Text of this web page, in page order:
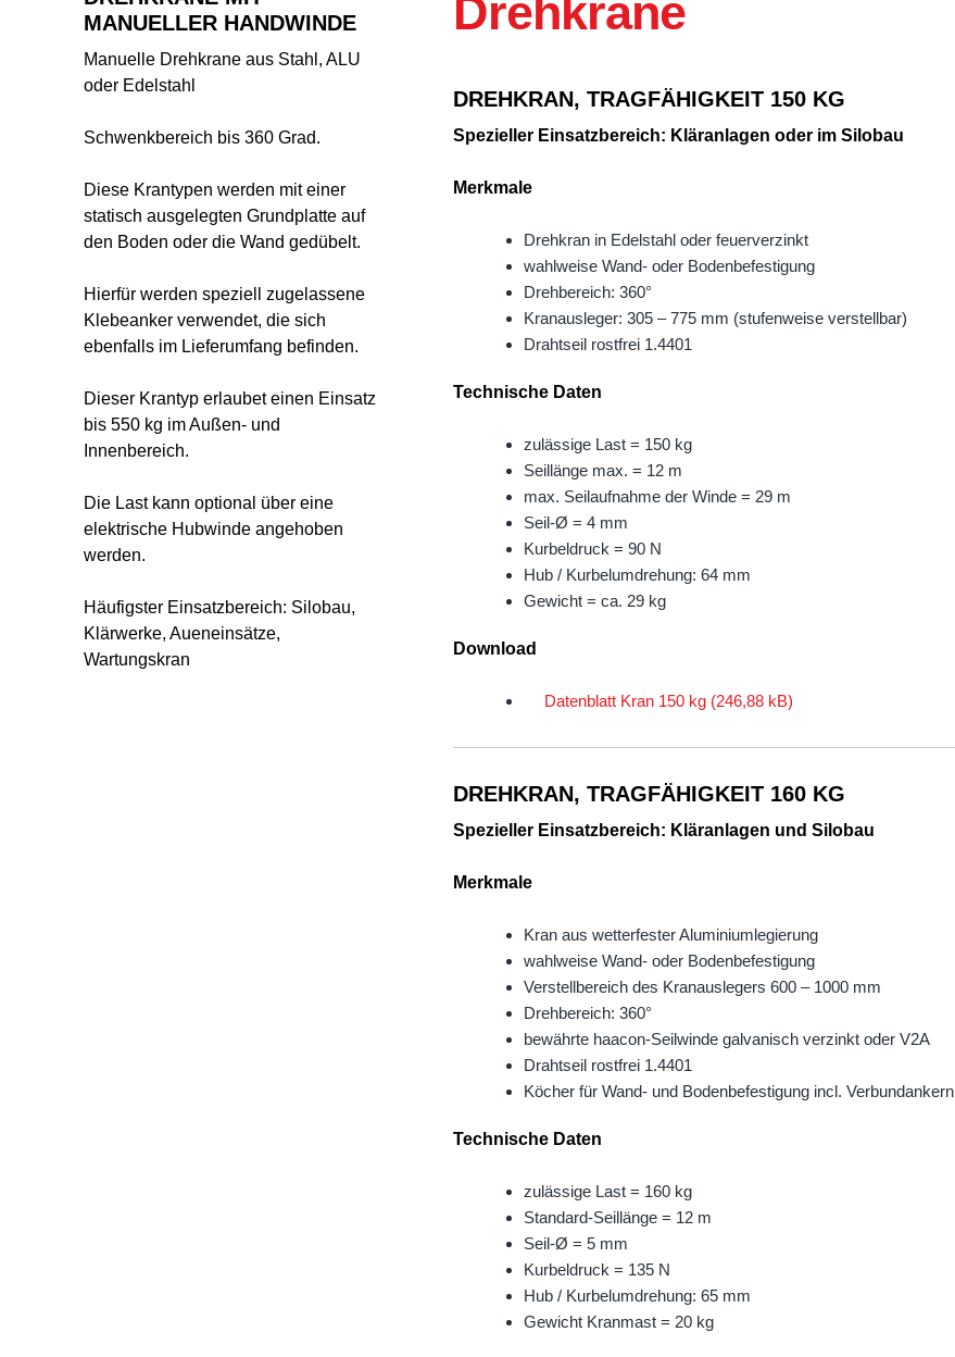
Teleskopkran
Wandschwenkkran
Knickausleger
Wanderkran
Sektionalgaragentore
Hofschiebetore
Schranken
Drehkrane
DREHKRAN, TRAGFÄHIGKEIT 150 KG
Spezieller Einsatzbereich: Kläranlagen oder im Silobau
Merkmale
Drehkran in Edelstahl oder feuerverzinkt
wahlweise Wand- oder Bodenbefestigung
Drehbereich: 360°
Kranausleger: 305 – 775 mm (stufenweise verstellbar)
Drahtseil rostfrei 1.4401
Technische Daten
zulässige Last = 150 kg
Seillänge max. = 12 m
max. Seilaufnahme der Winde = 29 m
Seil-Ø = 4 mm
Kurbeldruck = 90 N
Hub / Kurbelumdrehung: 64 mm
Gewicht = ca. 29 kg
Download
Datenblatt Kran 150 kg
DREHKRAN, TRAGFÄHIGKEIT 160 KG
Spezieller Einsatzbereich: Kläranlagen und Silobau
Merkmale
Kran aus wetterfester Aluminiumlegierung
wahlweise Wand- oder Bodenbefestigung
Verstellbereich des Kranauslegers 600 – 1000 mm
Drehbereich: 360°
bewährte haacon-Seilwinde galvanisch verzinkt oder V2A
Drahtseil rostfrei 1.4401
Köcher für Wand- und Bodenbefestigung incl. Verbundankern
Technische Daten
zulässige Last = 160 kg
Standard-Seillänge = 12 m
Seil-Ø = 5 mm
Kurbeldruck = 135 N
Hub / Kurbelumdrehung: 65 mm
Gewicht Kranmast = 20 kg
MANUELLER HANDWINDE
Manuelle Drehkrane aus Stahl, ALU
oder Edelstahl
Schwenkbereich bis 360 Grad.
Diese Krantypen werden mit einer
statisch ausgelegten Grundplatte auf
den Boden oder die Wand gedübelt.
Hierfür werden speziell zugelassene
Klebeanker verwendet, die sich
ebenfalls im Lieferumfang befinden.
Dieser Krantyp erlaubet einen Einsatz
bis 550 kg im Außen- und
Innenbereich.
Die Last kann optional über eine
elektrische Hubwinde angehoben
werden.
Häufigster Einsatzbereich: Silobau,
Klärwerke, Aueneinsätze,
Wartungskran